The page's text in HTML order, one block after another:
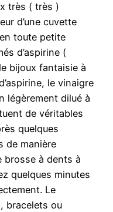
très ( très )
d’une cuvette
toute petite
d’aspirine (
bijoux fantaisie à
le vinaigre
légèrement dilué à
de véritables
quelques
de manière
brosse à dents à
quelques minutes
Le
bracelets ou